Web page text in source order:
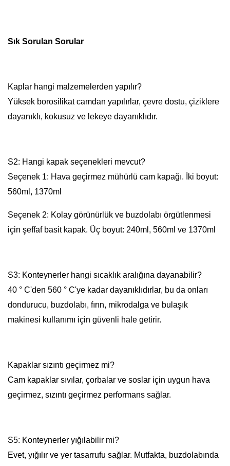
Sık Sorulan Sorular
Kaplar hangi malzemelerden yapılır?
Yüksek borosilikat camdan yapılırlar, çevre dostu, çiziklere
dayanıklı, kokusuz ve lekeye dayanıklıdır.
S2: Hangi kapak seçenekleri mevcut?
Seçenek 1: Hava geçirmez mühürlü cam kapağı. İki boyut:
560ml, 1370ml
Seçenek 2: Kolay görünürlük ve buzdolabı örgütlenmesi
için şeffaf basit kapak. Üç boyut: 240ml, 560ml ve 1370ml
S3: Konteynerler hangi sıcaklık aralığına dayanabilir?
40 ° C'den 560 ° C'ye kadar dayanıklıdırlar, bu da onları
dondurucu, buzdolabı, fırın, mikrodalga ve bulaşık
makinesi kullanımı için güvenli hale getirir.
Kapaklar sızıntı geçirmez mi?
Cam kapaklar sıvılar, çorbalar ve soslar için uygun hava
geçirmez, sızıntı geçirmez performans sağlar.
S5: Konteynerler yığılabilir mi?
Evet, yığılır ve yer tasarrufu sağlar. Mutfakta, buzdolabında